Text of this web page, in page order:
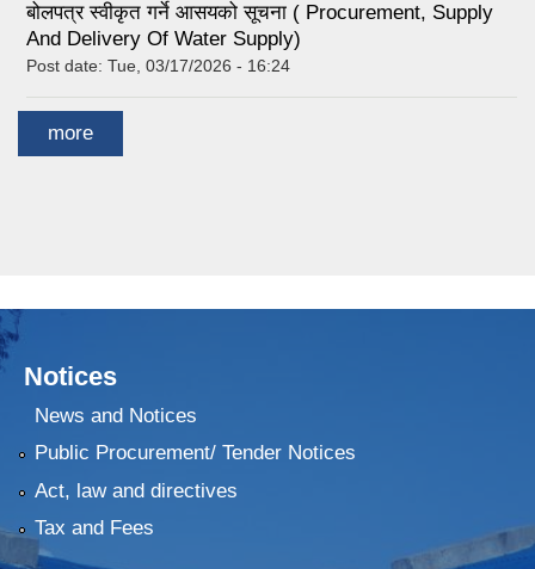
बोलपत्र स्वीकृत गर्ने आसयको सूचना ( Procurement, Supply
And Delivery Of Water Supply)
Post date: Tue, 03/17/2026 - 16:24
more
Notices
News and Notices
Public Procurement/ Tender Notices
Act, law and directives
Tax and Fees